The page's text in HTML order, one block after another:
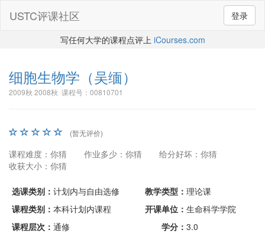
登录
USTC评课社区
写任何大学的课程点评上 iCourses.com
细胞生物学 （吴缅）
2009秋 2008秋 课程号：00810701
(暂无评价)
课程难度：你猜 作业多少：你猜
给分好坏：你猜
收获大小：你猜
选课类别： 计划内与自由选修 教学类型： 理论课
课程类别： 本科计划内课程 开课单位： 生命科学学院
课程层次： 通修 学分： 3.0